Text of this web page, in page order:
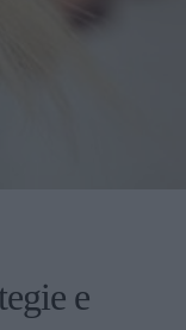
e